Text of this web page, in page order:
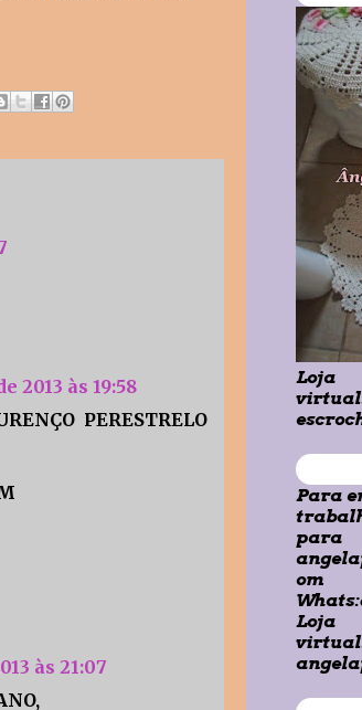
2013 às 19:58
PERESTRELO
às 21:07
Loja
Para
para
om
Loja